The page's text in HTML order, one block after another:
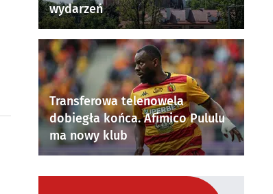
wydarzeń
Transferowa telenowela
dobiegła końca. Afimico Pululu
ma nowy klub